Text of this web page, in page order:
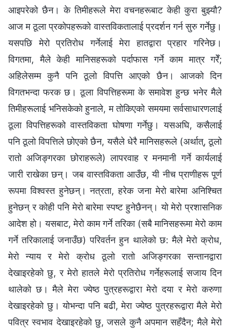
आइपरेको छैन। के तिमीहरूले मेरा वचनहरूबाट केही कुरा बुझ्यौ?
आज म ठूला प्रकोपहरूको वास्तविकतालाई प्रदर्शन गर्न सुरु गर्नेछु।
यसपछि मेरो प्रतिरोध गर्नेलाई मेरा हातद्वारा प्रहार गरिनेछ।
विगतमा, मैले केही मानिसहरूको पर्दाफास गर्ने काम मात्र गरेँ;
अहिलेसम्म कुनै पनि ठूलो विपत्ति आएको छैन। आजको दिन
विगतभन्दा फरक छ। ठूला विपत्तिहरूमा के समावेश हुन्छ भनेर मैले
तिमीहरूलाई भनिसकेको हुनाले, म तोकिएको समयमा सर्वसाधारणलाई
ठूला विपत्तिहरूको वास्तविकता घोषणा गर्नेछु। यसअघि, कसैलाई
पनि ठूलो विपत्तिले छोएको छैन, यसैले धेरै मानिसहरूले (अर्थात्, ठूलो
रातो अजिङ्गरका छोराहरूले) लापरवाह र मनमानी गर्ने कार्यलाई
जारी राखेका छन्। जब वास्तविकता आउँछ, यी नीच प्राणीहरू पूर्ण
रूपमा विश्‍वस्त हुनेछन्। नत्रता, हरेक जना मेरो बारेमा अनिश्‍चित
हुनेछन् र कोही पनि मेरो बारेमा स्पष्ट हुनेछैनन्। यो मेरो प्रशासनिक
आदेश हो। यसबाट, मेरो काम गर्ने तरिका (सबै मानिसहरूमा मेरो काम
गर्ने तरिकालाई जनाउँछ) परिवर्तन हुन थालेको छ: मैले मेरो क्रोध,
मेरो न्याय र मेरो क्रोध ठूलो रातो अजिङ्गरका सन्तानद्वारा
देखाइरहेको छु, र मेरो हातले मेरो प्रतिरोध गर्नेहरूलाई सजाय दिन
थालेको छ। मैले मेरा ज्येष्ठ पुत्रहरूद्वारा मेरो दया र मेरो करुणा
देखाइरहेको छु। योभन्दा पनि बढी, मेरा ज्येष्ठ पुत्रहरूद्वारा मैले मेरो
पवित्र स्वभाव देखाइरहेको छु, जसले कुनै अपमान सहँदैन; मैले मेरो